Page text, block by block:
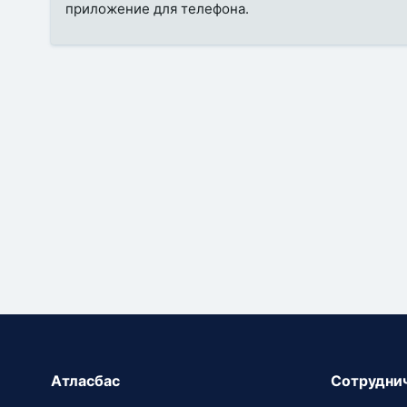
приложение для телефона.
Атласбас